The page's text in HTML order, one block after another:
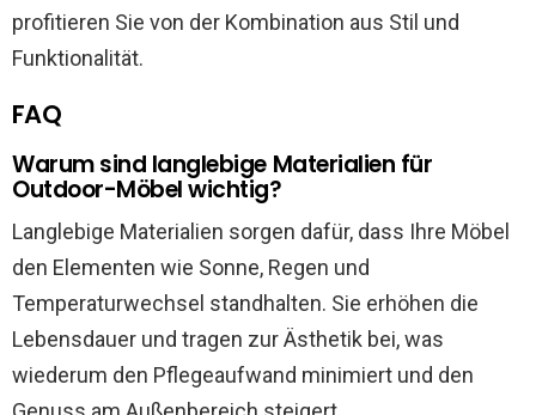
profitieren Sie von der Kombination aus Stil und
Funktionalität.
FAQ
Warum sind langlebige Materialien für
Outdoor-Möbel wichtig?
Langlebige Materialien sorgen dafür, dass Ihre Möbel
den Elementen wie Sonne, Regen und
Temperaturwechsel standhalten. Sie erhöhen die
Lebensdauer und tragen zur Ästhetik bei, was
wiederum den Pflegeaufwand minimiert und den